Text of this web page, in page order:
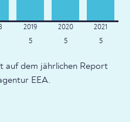
5 5 5
auf dem jährlichen Report
EEA.